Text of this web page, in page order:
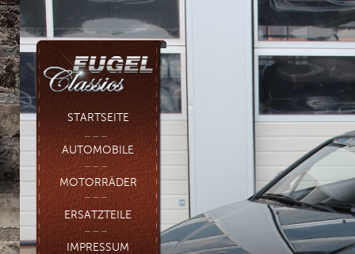
STARTSEITE
AUTOMOBILE
MOTORRÄDER
ERSATZTEILE
IMPRESSUM